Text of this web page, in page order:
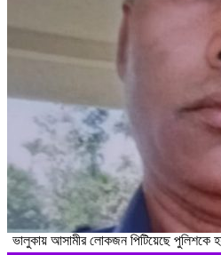
ভালুকায় আসামীর লোকজন পিটিয়েছে পুলিশকে